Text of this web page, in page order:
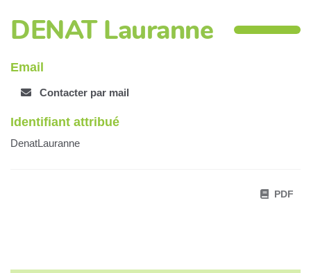
DENAT Lauranne
Email
Contacter par mail
Identifiant attribué
DenatLauranne
PDF